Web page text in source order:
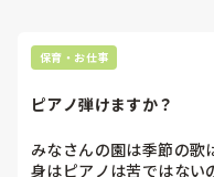
保育・お仕事
ピアノ弾けますか？
みなさんの園は季節の歌
身はピアノは苦ではない